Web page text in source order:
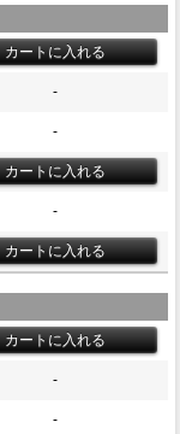
-
-
-
-
-